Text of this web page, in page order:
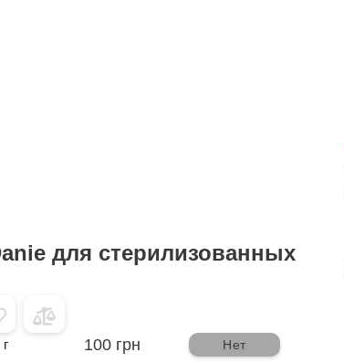
для стерилизованных
100 грн Нет